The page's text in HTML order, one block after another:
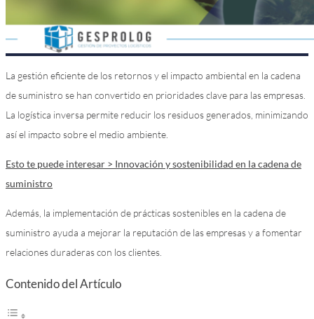
La gestión eficiente de los retornos y el impacto ambiental en la cadena
de suministro se han convertido en prioridades clave para las empresas.
La logística inversa permite reducir los residuos generados, minimizando
así el impacto sobre el medio ambiente.
Esto te puede interesar > Innovación y sostenibilidad en la cadena de
suministro
Además, la implementación de prácticas sostenibles en la cadena de
suministro ayuda a mejorar la reputación de las empresas y a fomentar
relaciones duraderas con los clientes.
Contenido del Artículo